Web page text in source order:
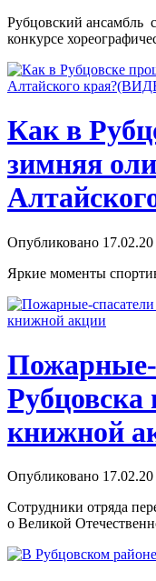
Рубцовский ансамбль
конкурсе
Как в
зимняя
Опубликовано
Яркие моменты
Пожарные-
Рубцовска
книжной
Опубликовано
Сотрудники отряда
о Великой